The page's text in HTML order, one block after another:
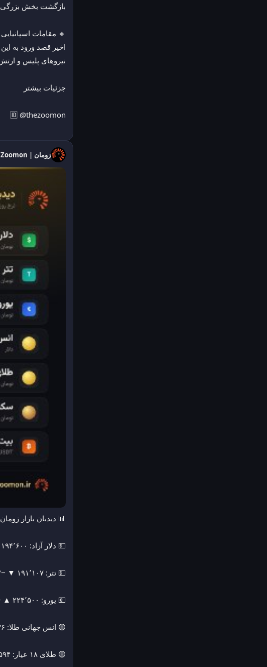
بازگشت بخش
نیروهای پلیس و ارتش
جزئیات بیشتر
🆔 @thezoomon
زومان | Zoomon
📊 دیدبان بازار زومان | یک‌شنبه
💵 دلار آزاد: ۱۹۴٬۶۰۰ ▲ +۰٫۷۰٪
💵 تتر: ۱۹۱٬۱۰۷ ▼ −۱٫۵۷٪
💶 یورو: ۲۲۴٬۵۰۰ ▲ +۰٫۷۸٪
🟡 انس جهانی طلا: ۴٬۰۴۳٫۳۶ دلار ▬ −۰٫۰۱٪
🟡 طلای ۱۸ عیار: ۱۸٬۲۰۲٬۵۹۴ ▼ −۲٫۴۴٪